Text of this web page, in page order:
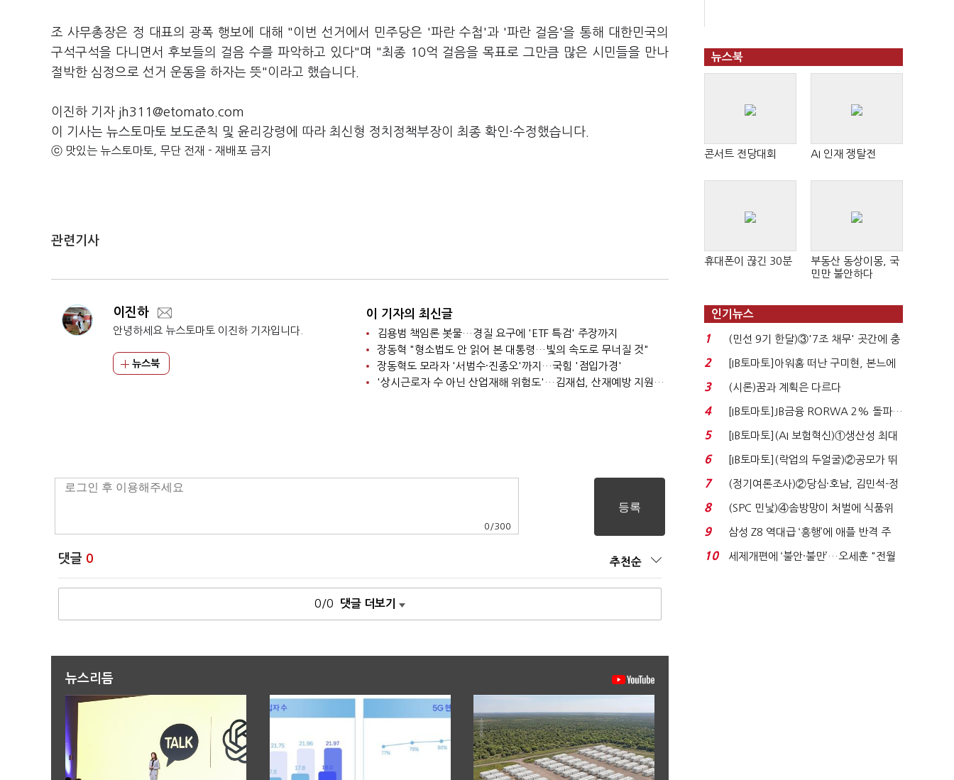
조 사무총장은 정 대표의 광폭 행보에 대해 "이번 선거에서 민주당은 '파란 수첩'과 '파란 걸음'을 통해 대한민국의
구석구석을 다니면서 후보들의 걸음 수를 파악하고 있다"며 "최종 10억 걸음을 목표로 그만큼 많은 시민들을 만나
절박한 심정으로 선거 운동을 하자는 뜻"이라고 했습니다.
이진하 기자 jh311@etomato.com
이 기사는 뉴스토마토 보도준칙 및 윤리강령에 따라 최신형 정치정책부장이 최종 확인·수정했습니다.
ⓒ 맛있는 뉴스토마토, 무단 전재 - 재배포 금지
관련기사
이진하
안녕하세요 뉴스토마토 이진하 기자입니다.
뉴스북
이 기자의 최신글
김용범 책임론 봇물…경질 요구에 'ETF 특검' 주장까지
장동혁 "형소법도 안 읽어 본 대통령…빛의 속도로 무너질 것"
장동혁도 모라자 '서범수·진종오'까지…국힘 '점입가경'
'상시근로자 수 아닌 산업재해 위험도'…김재섭, 산재예방 지원기준 손질
0 /300
댓글 0 추천순
0/0 댓글 더보기
뉴스리듬
뉴스북
콘서트 전당대회 AI 인재 쟁탈전
휴대폰이 끊긴 30분
부동산 동상이몽, 국
민만 불안하다
인기뉴스
1
(민선 9기 한달)③'7조 채무' 곳간에 충
격…추미애, 20년...
2
[IB토마토]아워홈 떠난 구미현, 본느에
340억 베팅…가...
3 (시론)꿈과 계획은 다르다
4
[IB토마토]JB금융 RORWA 2% 돌파…
실적 견인은 은행 ...
5
[IB토마토](AI 보험혁신)①생산성 최대
80% 개선…현실...
6
[IB토마토](락업의 두얼굴)②공모가 뛰
자 첫날 매도…FI ...
7
(정기여론조사)②당심·호남, 김민석-정
청래 '초접전'...
8
(SPC 민낯)④솜방망이 처벌에 식품위
생법 위반 반복...
9
삼성 Z8 역대급 ‘흥행’에 애플 반격 주
목…9월 ‘폴...
10
세제개편에 ‘불안·불만’…오세훈 "전월